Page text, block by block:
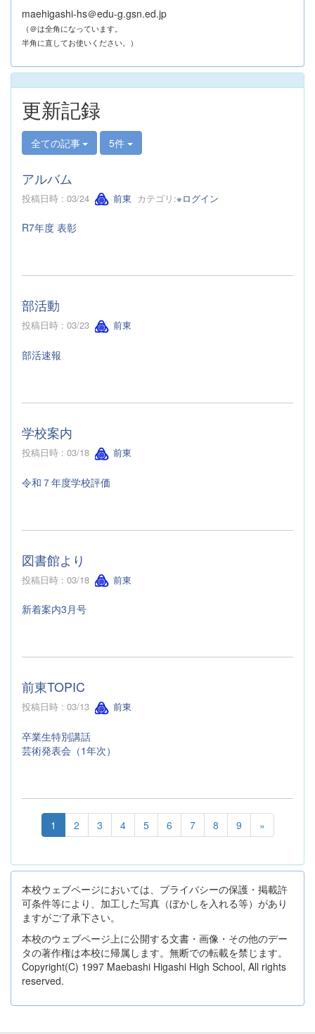
maehigashi-hs＠edu-g.gsn.ed.jp
（＠は全角になっています。
半角に直してお使いください。）
更新記録
全ての記事 5件
アルバム
投稿日時 : 03/24 前東 カテゴリ:※ログイン
R7年度 表彰
部活動
投稿日時 : 03/23 前東
部活速報
学校案内
投稿日時 : 03/18 前東
令和７年度学校評価
図書館より
投稿日時 : 03/18 前東
新着案内3月号
前東TOPIC
投稿日時 : 03/13 前東
卒業生特別講話
芸術発表会（1年次）
1 2 3 4 5 6 7 8 9 »
本校ウェブページにおいては、プライバシーの保護・掲載許
可条件等により、加工した写真（ぼかしを入れる等）があり
ますがご了承下さい。
本校のウェブページ上に公開する文書・画像・その他のデー
タの著作権は本校に帰属します。無断での転載を禁じます。
Copyright(C) 1997 Maebashi Higashi High School, All rights
reserved.